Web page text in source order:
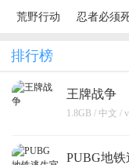
荒野行动 忍者必须
排行榜
王牌战争
1.8GB / 中文 /
PUBG地铁